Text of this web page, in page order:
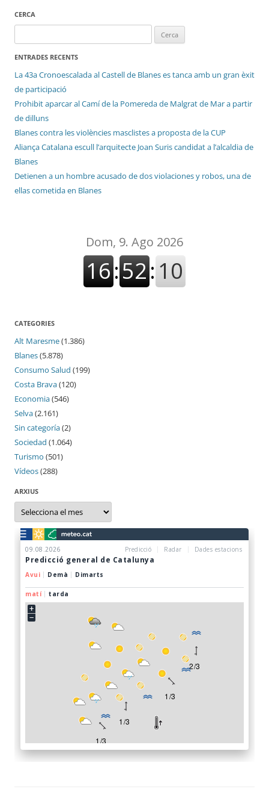
CERCA
ENTRADES RECENTS
La 43a Cronoescalada al Castell de Blanes es tanca amb un gran èxit
de participació
Prohibit aparcar al Camí de la Pomereda de Malgrat de Mar a partir
de dilluns
Blanes contra les violències masclistes a proposta de la CUP
Aliança Catalana escull l’arquitecte Joan Suris candidat a l’alcaldia de
Blanes
Detienen a un hombre acusado de dos violaciones y robos, una de
ellas cometida en Blanes
CATEGORIES
Alt Maresme(1.386)
Blanes(5.878)
Consumo Salud (199)
Costa Brava(120)
Economia(546)
Selva(2.161)
Sin categoría(2)
Sociedad (1.064)
Turismo (501)
Vídeos(288)
ARXIUS
Arxius